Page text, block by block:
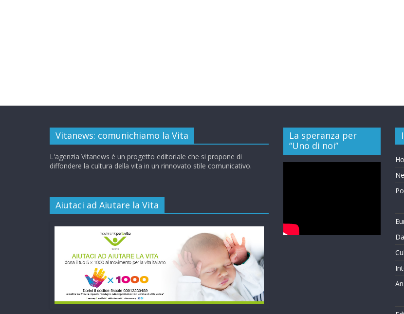
Vitanews: comunichiamo la Vita
L'agenzia Vitanews è un progetto editoriale che si propone di
diffondere la cultura della vita in un rinnovato stile comunicativo.
Aiutaci ad Aiutare la Vita
La speranza per
“Uno di noi”